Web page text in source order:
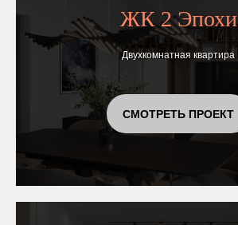
ЖК 2 Эпохи
Двухкомнатная квартира
СМОТРЕТЬ ПРОЕКТ